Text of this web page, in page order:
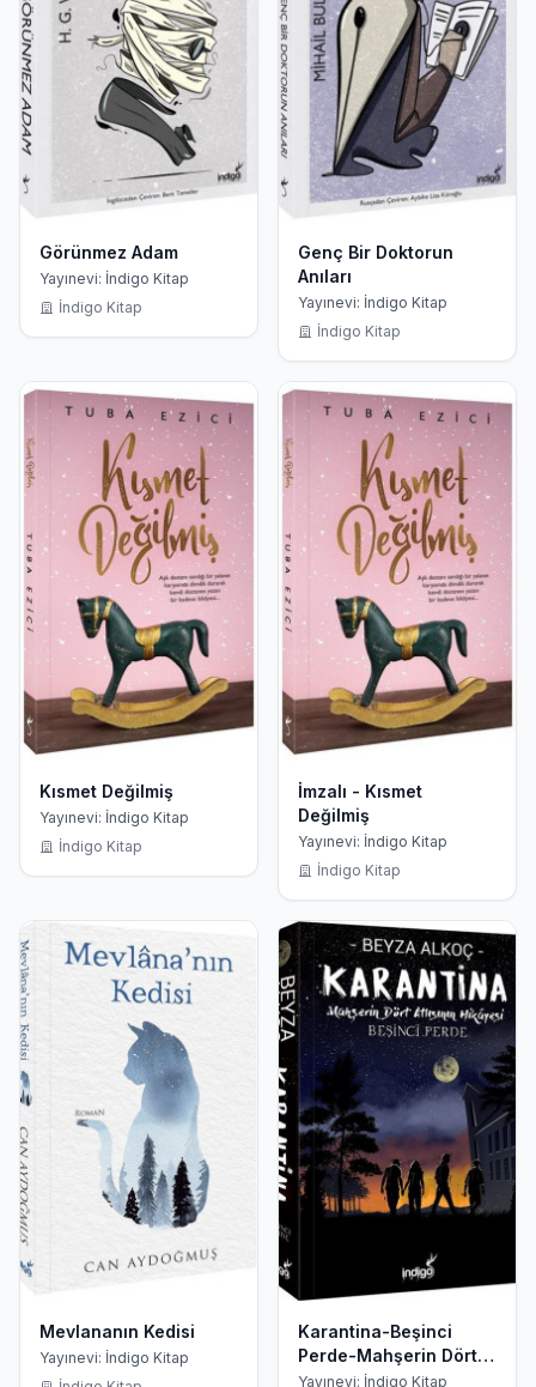
Görünmez Adam
Yayınevi: İndigo Kitap
İndigo Kitap
Genç Bir Doktorun
Anıları
Yayınevi: İndigo Kitap
İndigo Kitap
Kısmet Değilmiş
Yayınevi: İndigo Kitap
İndigo Kitap
İmzalı - Kısmet
Değilmiş
Yayınevi: İndigo Kitap
İndigo Kitap
Mevlananın Kedisi
Yayınevi: İndigo Kitap
Karantina-Beşinci
Perde-Mahşerin Dört
Atlısının Hikayesi
Yayınevi: İndigo Kitap